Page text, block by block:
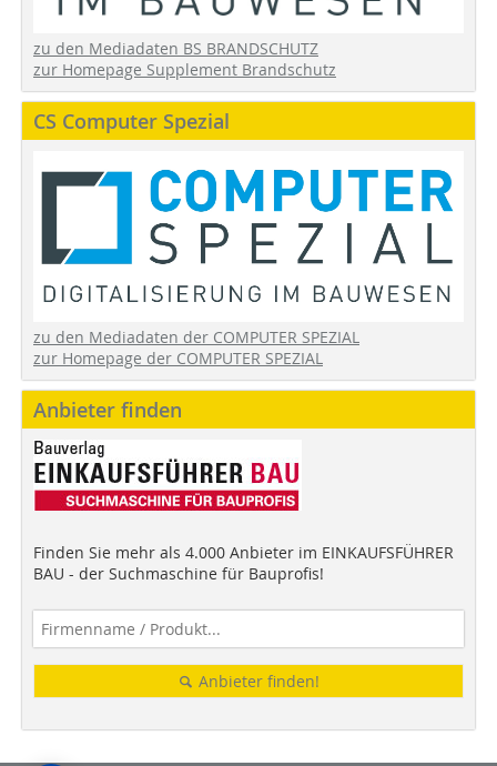
zu den Mediadaten BS BRANDSCHUTZ
zur Homepage Supplement Brandschutz
CS Computer Spezial
zu den Mediadaten der COMPUTER SPEZIAL
zur Homepage der COMPUTER SPEZIAL
Anbieter finden
Finden Sie mehr als 4.000 Anbieter im EINKAUFSFÜHRER
BAU - der Suchmaschine für Bauprofis!
Anbieter finden!